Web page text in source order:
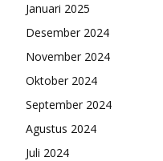
Januari 2025
Desember 2024
November 2024
Oktober 2024
September 2024
Agustus 2024
Juli 2024